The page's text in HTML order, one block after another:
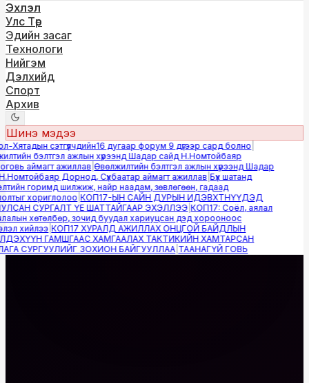
Эхлэл
Улс Төр
Эдийн засаг
Технологи
Нийгэм
Дэлхийд
Спорт
Архив
Шинэ мэдээ
сэтгүүлчдийн16 дугаар форум 9 дүгээр сард болно|
бэлтгэл ажлын хүрээнд Шадар сайд Н.Номтойбаяр
аймагт ажиллав|Өвөлжилтийн бэлтгэл ажлын хүрээнд Шадар
Дорнод, Сүхбаатар аймагт ажиллав|Бүх шатанд
горимд шилжиж, найр наадам, зөвлөгөөн, гадаад
хориглолоо|КОП17-ЫН САЙН ДУРЫН ИДЭВХТНҮҮДЭД
СУРГАЛТ ҮЕ ШАТТАЙГААР ЭХЭЛЛЭЭ|КОП17: Соёл, аялал
хөтөлбөр, зочид буудал хариуцсан дэд хорооноос
хийлээ|КОП17 ХУРАЛД АЖИЛЛАХ ОНЦГОЙ БАЙДЛЫН
ГАМШГААС ХАМГААЛАХ ТАКТИКИЙН ХАМТАРСАН
СУРГУУЛИЙГ ЗОХИОН БАЙГУУЛЛАА|ТААНАГҮЙ ГОВЬ